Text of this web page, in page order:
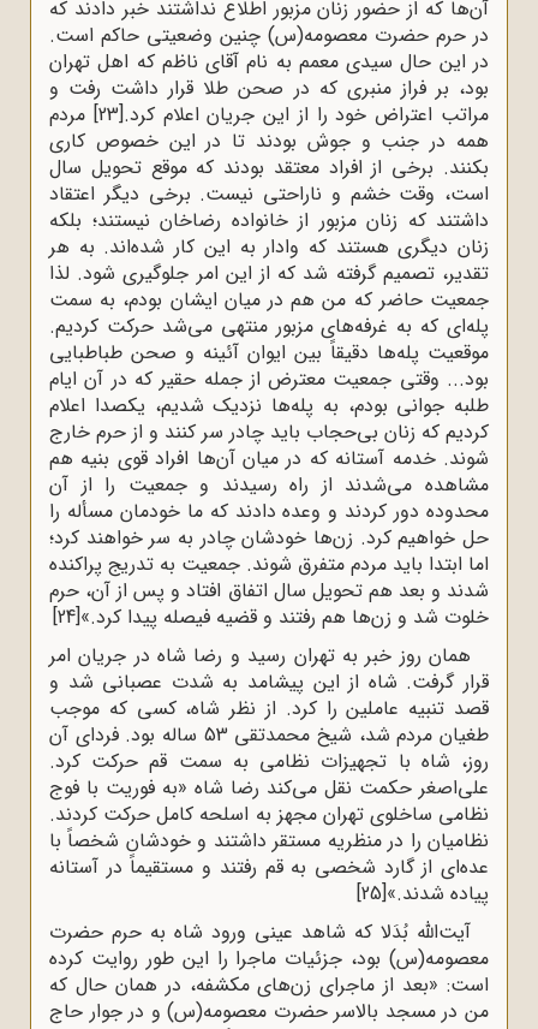
آن‌ها که از حضور زنان مزبور اطلاع نداشتند خبر دادند که
در حرم حضرت معصومه(س) چنین وضعیتى حاکم است.
در این حال سیدى معمم به نام آقاى ناظم که اهل تهران
بود، بر فراز منبرى که در صحن طلا قرار داشت رفت و
مراتب اعتراض خود را از این جریان اعلام کرد.[23]
مردم
همه در جنب و جوش بودند تا در این خصوص کارى
بکنند. برخى از افراد معتقد بودند که موقع تحویل سال
است، وقت خشم و ناراحتى نیست. برخى دیگر اعتقاد
داشتند که زنان مزبور از خانواده رضاخان نیستند؛ بلکه
زنان دیگرى هستند که وادار به این کار شده‌اند. به هر
تقدیر، تصمیم گرفته شد که از این امر جلوگیرى شود. لذا
جمعیت حاضر که من هم در میان ایشان بودم، به سمت
پله‌اى که به غرفه‌هاى مزبور منتهى مى‌شد حرکت کردیم.
موقعیت پله‌ها دقیقاً بین ایوان آئینه و صحن طباطبایى
بود... وقتى جمعیت معترض از جمله حقیر که در آن ایام
طلبه جوانى بودم، به پله‌ها نزدیک شدیم، یکصدا اعلام
کردیم که زنان بى‌حجاب باید چادر سر کنند و از حرم خارج
شوند. خدمه آستانه که در میان آن‌ها افراد قوى بنیه هم
مشاهده مى‌شدند از راه رسیدند و جمعیت را از آن
محدوده دور کردند و وعده دادند که ما خودمان مسأله را
حل خواهیم کرد. زن‌ها خودشان چادر به سر خواهند کرد؛
اما ابتدا باید مردم متفرق شوند. جمعیت به تدریج پراکنده
شدند و بعد هم تحویل سال اتفاق افتاد و پس از آن، حرم
خلوت شد و زن‌ها هم رفتند و قضیه فیصله پیدا کرد.»[24]
همان روز خبر به تهران رسید و رضا شاه در جریان امر
قرار گرفت. شاه از این پیشامد به شدت عصبانی شد و
قصد تنبیه عاملین را کرد. از نظر شاه، کسی که موجب
طغیان مردم شد، شیخ محمدتقی 53 ساله بود. فردای آن
روز، شاه با تجهیزات نظامی به سمت قم حرکت کرد.
علی‌اصغر حکمت‌ نقل‌ می‌کند رضا شاه «به‌ فوریت‌ با فوج‌
نظامی‌ ساخلوی تهران‌ مجهز به‌ اسلحه‌ کامل‌ حرکت‌ کردند.
نظامیان‌ را در منظریه‌ مستقر داشتند و خودشان‌ شخصاً با
عده‌ای‌ از گارد شخصی‌ به‌ قم‌ رفتند و مستقیماً در آستانه‌
پیاده‌ شدند.»[25]
آیت‌الله بُدَلا که شاهد عینی ورود شاه به حرم حضرت
معصومه(س) بود، جزئیات ماجرا را این طور روایت کرده
است: «بعد از ماجراى زن‌هاى مکشفه، در همان حال که
من در مسجد بالاسر حضرت معصومه(س) و در جوار حاج